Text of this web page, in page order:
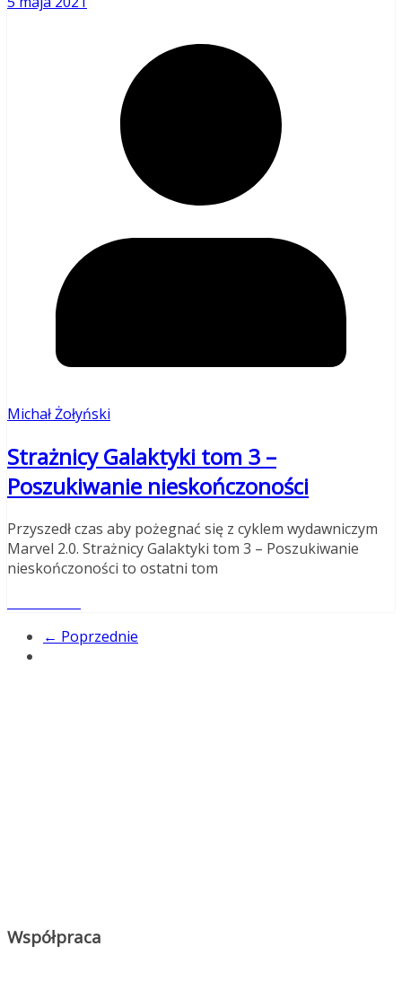
Michał Żołyński
Strażnicy Galaktyki tom 3 –
Poszukiwanie nieskończoności
Przyszedł czas aby pożegnać się z cyklem wydawniczym
Marvel 2.0. Strażnicy Galaktyki tom 3 – Poszukiwanie
nieskończoności to ostatni tom
← Poprzednie
Współpraca